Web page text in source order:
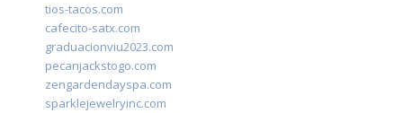
tios-tacos.com
cafecito-satx.com
graduacionviu2023.com
pecanjackstogo.com
zengardendayspa.com
sparklejewelryinc.com